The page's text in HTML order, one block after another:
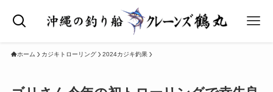
ホーム カジキトローリング 2024カジキ釣果